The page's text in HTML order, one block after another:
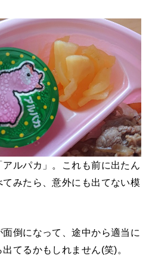
ルパカ」。これも前に出たん
みたら、意外にも出てない模
倒になって、途中から適当に
てるかもしれません(笑)。